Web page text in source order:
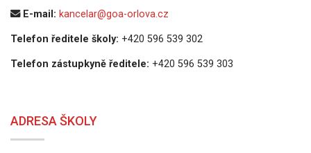
E-mail: kancelar@goa-orlova.cz
Telefon ředitele školy: +420 596 539 302
Telefon zástupkyně ředitele: +420 596 539 303
ADRESA ŠKOLY